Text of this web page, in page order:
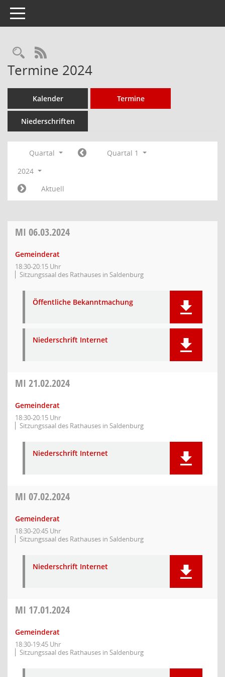
Toggle navigation
Rechercheauswahl
RSS-Feed
Termine 2024
Kalender Termine
Niederschriften
Quartal
Quartal 1
2024
Aktuell
MI 06.03.2024
Gemeinderat
18:30-20:15 Uhr
Sitzungssaal des Rathauses in Saldenburg
Öffentliche Bekanntmachung
Niederschrift Internet
MI 21.02.2024
Gemeinderat
18:30-20:15 Uhr
Sitzungssaal des Rathauses in Saldenburg
Niederschrift Internet
MI 07.02.2024
Gemeinderat
18:30-20:45 Uhr
Sitzungssaal des Rathauses in Saldenburg
Niederschrift Internet
MI 17.01.2024
Gemeinderat
18:30-19:45 Uhr
Sitzungssaal des Rathauses in Saldenburg